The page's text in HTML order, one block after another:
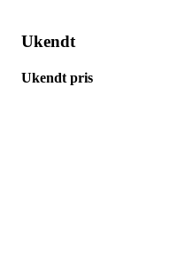
Ukendt
Ukendt pris